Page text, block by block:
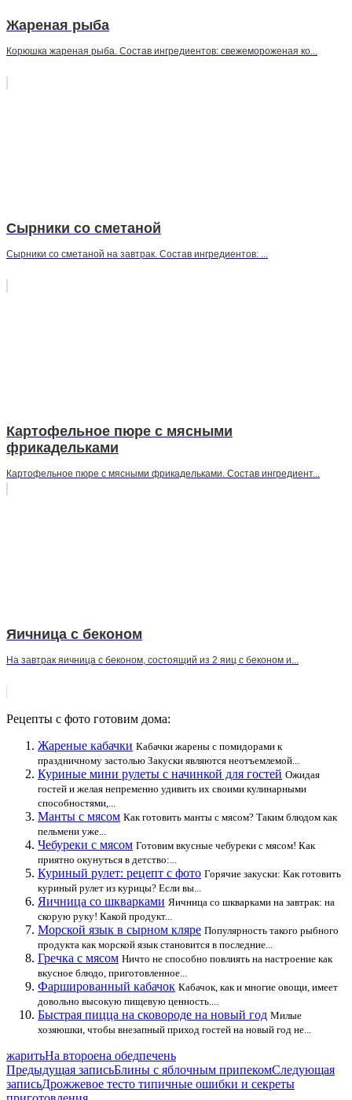
Жареная рыба
Корюшка жареная рыба. Состав ингредиентов: свежемороженая ко...
Сырники со сметаной
Сырники со сметаной на завтрак. Состав ингредиентов: ...
Картофельное пюре с мясными
фрикадельками
Картофельное пюре с мясными фрикадельками. Состав ингредиент...
Яичница с беконом
На завтрак яичница с беконом, состоящий из 2 яиц с беконом и...
Рецепты с фото готовим дома:
Жареные кабачки Кабачки жарены с помидорами к
праздничному застолью Закуски являются неотъемлемой...
Куриные мини рулеты с начинкой для гостей Ожидая
гостей и желая непременно удивить их своими кулинарными
способностями,...
Манты с мясом Как готовить манты с мясом? Таким блюдом как
пельмени уже...
Чебуреки с мясом Готовим вкусные чебуреки с мясом! Как
приятно окунуться в детство:...
Куриный рулет: рецепт с фото Горячие закуски: Как готовить
куриный рулет из курицы? Если вы...
Яичница со шкварками Яичница со шкварками на завтрак: на
скорую руку! Какой продукт...
Морской язык в сырном кляре Популярность такого рыбного
продукта как морской язык становится в последние...
Гречка с мясом Ничто не способно повлиять на настроение как
вкусное блюдо, приготовленное...
Фаршированный кабачок Кабачок, как и многие овощи, имеет
довольно высокую пищевую ценность....
Быстрая пицца на сковороде на новый год Милые
хозяюшки, чтобы внезапный приход гостей на новый год не...
жаритьНа второена обедпечень
Навигация
по
Предыдущая записьБлины с яблочным припекомСледующая
записьДрожжевое тесто типичные ошибки и секреты